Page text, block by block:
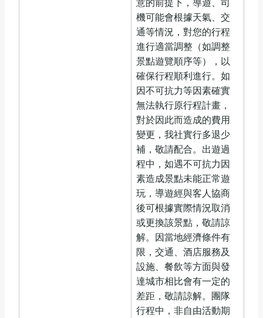
機可能會根據天氣、交
通等情況，對您的行程
進行適當調整（如調整
景點遊覽順序等），以
確保行程順利進行。如
因不可抗力等因素確實
無法執行原行程計畫，
對於因此而造成的費用
變更，我社實行多退少
補，敬請配合。出遊過
程中，如遇不可抗力因
素造成景點未能正常遊
玩，導遊經與客人協商
後可根據實際情況取消
或更換該景點，敬請諒
解。因當地經濟條件有
限，交通、酒店服務及
設施、餐飲等方面與發
達城市相比會有一定的
差距，敬請諒解。團隊
行程中，非自由活動期